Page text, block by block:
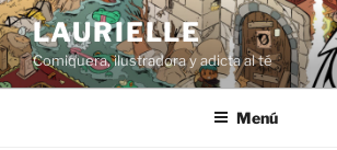
Saltar
al
contenido
LAURIELLE
Comiquera, ilustradora y adicta al té
Menú